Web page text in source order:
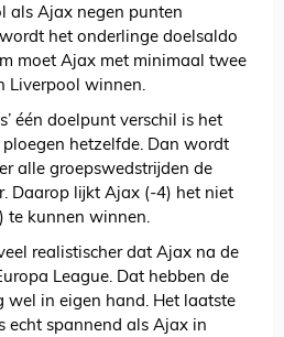
als Ajax negen punten
het onderlinge doelsaldo
moet Ajax met minimaal twee
Liverpool winnen.
één doelpunt verschil is het
hetzelfde. Dan wordt
alle groepswedstrijden de
Daarop lijkt Ajax (-4) het niet
te kunnen winnen.
realistischer dat Ajax na de
League. Dat hebben de
wel in eigen hand. Het laatste
echt spannend als Ajax in